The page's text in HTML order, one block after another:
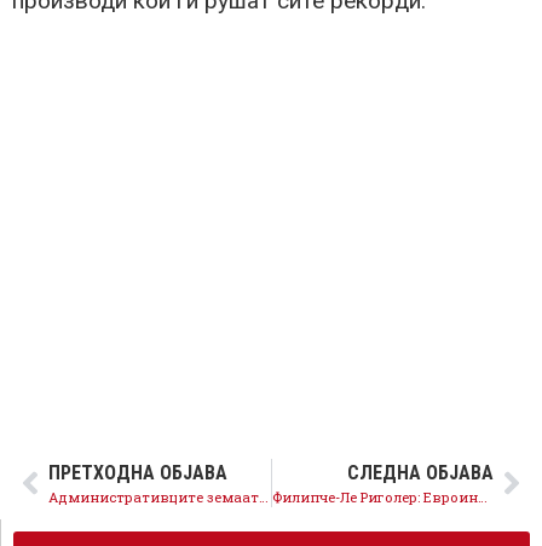
ПРЕТХОДНА ОБЈАВА
Административците земаат К-15 заради СДСМ, на Мицоски му стана бренд китењето со туѓи перја
СЛЕДНА ОБЈАВА
Филипче-Ле Риголер: Евроинтеграцискиот процес мора да продолжи, Северна Македонија заслужува да биде дел од ЕУ